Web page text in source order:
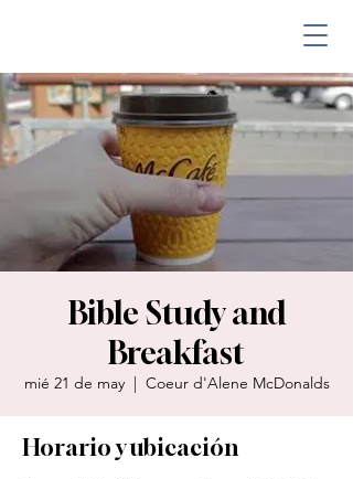
Bible Study and
Breakfast
mié 21 de may
  |
Coeur d'Alene McDonalds
Horario y ubicación